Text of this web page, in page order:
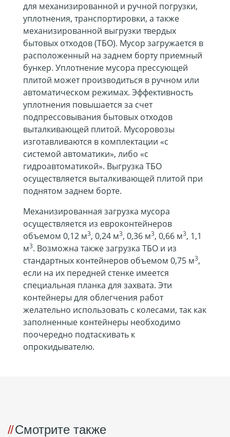
для механизированной и ручной погрузки,
уплотнения, транспортировки, а также
механизированной выгрузки твердых
бытовых отходов (ТБО). Мусор загружается в
расположенный на заднем борту приемный
бункер. Уплотнение мусора прессующей
плитой может производиться в ручном или
автоматическом режимах. Эффективность
уплотнения повышается за счет
подпрессовывания бытовых отходов
выталкивающей плитой. Мусоровозы
изготавливаются в комплектации «с
системой автоматики», либо «с
гидроавтоматикой». Выгрузка ТБО
осуществляется выталкивающей плитой при
поднятом заднем борте.
Механизированная загрузка мусора
осуществляется из евроконтейнеров
объемом 0,12 м3, 0,24 м3, 0,36 м3, 0,66 м3, 1,1
м3. Возможна также загрузка ТБО и из
стандартных контейнеров объемом 0,75 м3,
если на их передней стенке имеется
специальная планка для захвата. Эти
контейнеры для облегчения работ
желательно использовать с колесами, так как
заполненные контейнеры необходимо
поочередно подтаскивать к
опрокидывателю.
Смотрите также